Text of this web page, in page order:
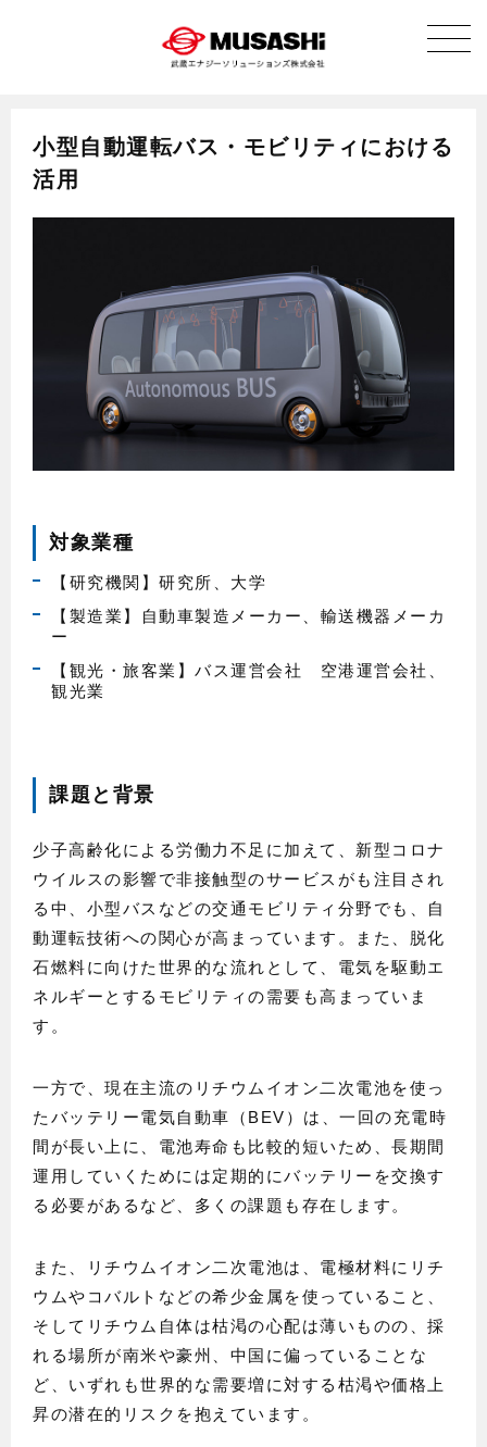
小型自動運転バス・モビリティにおける
活用
対象業種
【研究機関】研究所、大学
【製造業】自動車製造メーカー、輸送機器メーカ
ー
【観光・旅客業】バス運営会社 空港運営会社、
観光業
課題と背景
少子高齢化による労働力不足に加えて、新型コロナ
ウイルスの影響で非接触型のサービスがも注目され
る中、小型バスなどの交通モビリティ分野でも、自
動運転技術への関心が高まっています。また、脱化
石燃料に向けた世界的な流れとして、電気を駆動エ
ネルギーとするモビリティの需要も高まっていま
す。
一方で、現在主流のリチウムイオン二次電池を使っ
たバッテリー電気自動車（BEV）は、一回の充電時
間が長い上に、電池寿命も比較的短いため、長期間
運用していくためには定期的にバッテリーを交換す
る必要があるなど、多くの課題も存在します。
また、リチウムイオン二次電池は、電極材料にリチ
ウムやコバルトなどの希少金属を使っていること、
そしてリチウム自体は枯渇の心配は薄いものの、採
れる場所が南米や豪州、中国に偏っていることな
ど、いずれも世界的な需要増に対する枯渇や価格上
昇の潜在的リスクを抱えています。